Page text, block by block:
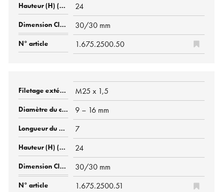
24
30/30 mm
1.675.2500.50
M25 x 1,5
9 – 16 mm
7
24
30/30 mm
1.675.2500.51